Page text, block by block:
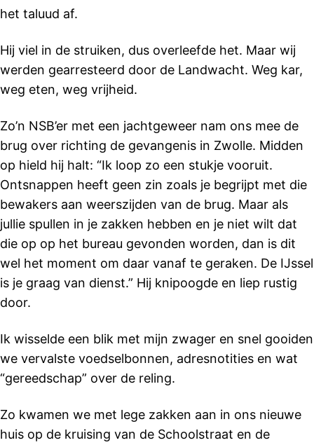
het taluud af.
Hij viel in de struiken, dus overleefde het. Maar wij
werden gearresteerd door de Landwacht. Weg kar,
weg eten, weg vrijheid.
Zo’n NSB’er met een jachtgeweer nam ons mee de
brug over richting de gevangenis in Zwolle. Midden
op hield hij halt: “Ik loop zo een stukje vooruit.
Ontsnappen heeft geen zin zoals je begrijpt met die
bewakers aan weerszijden van de brug. Maar als
jullie spullen in je zakken hebben en je niet wilt dat
die op op het bureau gevonden worden, dan is dit
wel het moment om daar vanaf te geraken. De IJssel
is je graag van dienst.” Hij knipoogde en liep rustig
door.
Ik wisselde een blik met mijn zwager en snel gooiden
we vervalste voedselbonnen, adresnotities en wat
“gereedschap” over de reling.
Zo kwamen we met lege zakken aan in ons nieuwe
huis op de kruising van de Schoolstraat en de